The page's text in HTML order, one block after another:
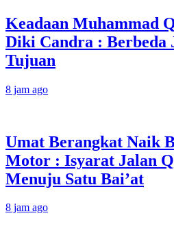
Keadaan Muhammad
Diki Candra : Berbeda
Tujuan
8 jam ago
Umat Berangkat Naik
Motor : Isyarat Jalan
Menuju Satu Bai’at
8 jam ago